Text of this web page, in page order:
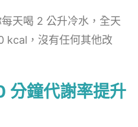
天喝 2 公升冷水，全天
kcal，沒有任何其他改
分鐘代謝率提升